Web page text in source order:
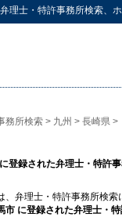
弁理士・特許事務所検索、
務所検索 > 九州 > 長崎県 >
登録された弁理士・特許
、弁理士・特許事務所検
市 に登録された弁理士・